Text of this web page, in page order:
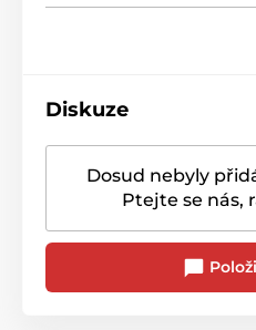
Diskuze
Dosud nebyly
Ptejte se nás,